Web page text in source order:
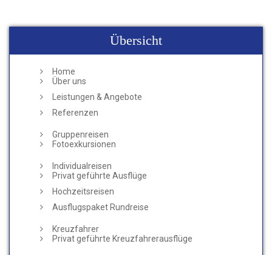
Übersicht
Home
Über uns
Leistungen & Angebote
Referenzen
Gruppenreisen
Fotoexkursionen
Individualreisen
Privat geführte Ausflüge
Hochzeitsreisen
Ausflugspaket Rundreise
Kreuzfahrer
Privat geführte Kreuzfahrerausflüge